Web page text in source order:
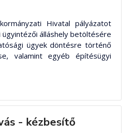
Hivatal pályázatot
álláshely betöltésére
ügyek döntésre történő
valamint egyéb építésügyi
- kézbesítő